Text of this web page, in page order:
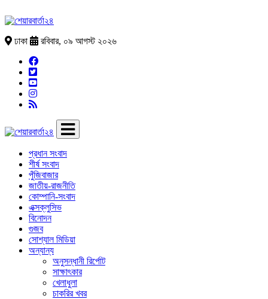
ঢাকা রবিবার, ০৯ আগস্ট ২০২৬
প্রধান সংবাদ
শীর্ষ সংবাদ
পুঁজিবাজার
জাতীয়-রাজনীতি
কোম্পানি-সংবাদ
এক্সক্লুসিভ
বিনোদন
গুজব
সোশ্যাল মিডিয়া
অন্যান্য
অনুসন্ধানী রির্পোট
সাক্ষাৎকার
খেলাধুলা
চাকরির খবর